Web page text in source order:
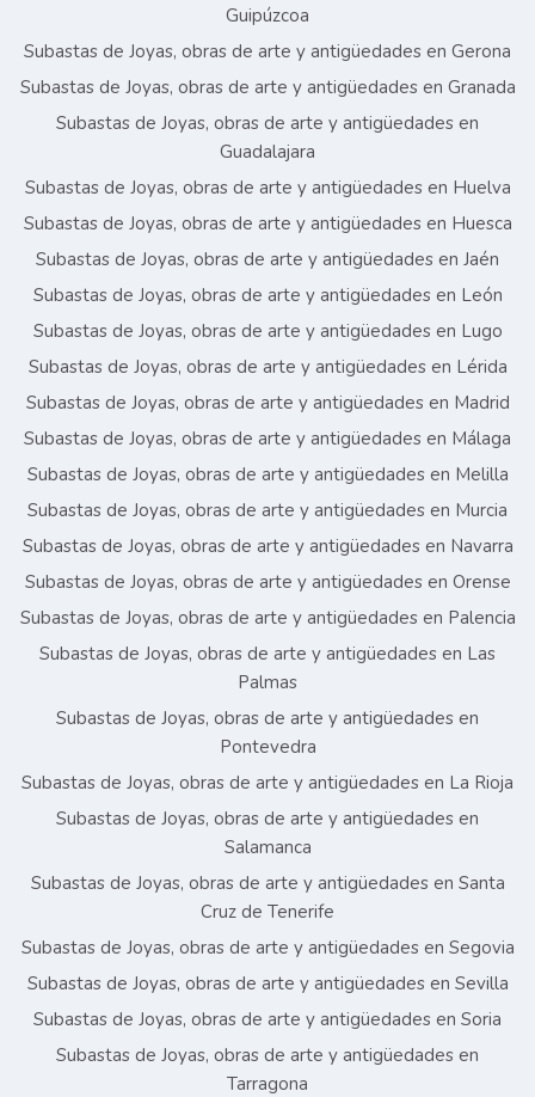
Guipúzcoa
Subastas de Joyas, obras de arte y antigüedades en Gerona
Subastas de Joyas, obras de arte y antigüedades en Granada
Subastas de Joyas, obras de arte y antigüedades en
Guadalajara
Subastas de Joyas, obras de arte y antigüedades en Huelva
Subastas de Joyas, obras de arte y antigüedades en Huesca
Subastas de Joyas, obras de arte y antigüedades en Jaén
Subastas de Joyas, obras de arte y antigüedades en León
Subastas de Joyas, obras de arte y antigüedades en Lugo
Subastas de Joyas, obras de arte y antigüedades en Lérida
Subastas de Joyas, obras de arte y antigüedades en Madrid
Subastas de Joyas, obras de arte y antigüedades en Málaga
Subastas de Joyas, obras de arte y antigüedades en Melilla
Subastas de Joyas, obras de arte y antigüedades en Murcia
Subastas de Joyas, obras de arte y antigüedades en Navarra
Subastas de Joyas, obras de arte y antigüedades en Orense
Subastas de Joyas, obras de arte y antigüedades en Palencia
Subastas de Joyas, obras de arte y antigüedades en Las
Palmas
Subastas de Joyas, obras de arte y antigüedades en
Pontevedra
Subastas de Joyas, obras de arte y antigüedades en La Rioja
Subastas de Joyas, obras de arte y antigüedades en
Salamanca
Subastas de Joyas, obras de arte y antigüedades en Santa
Cruz de Tenerife
Subastas de Joyas, obras de arte y antigüedades en Segovia
Subastas de Joyas, obras de arte y antigüedades en Sevilla
Subastas de Joyas, obras de arte y antigüedades en Soria
Subastas de Joyas, obras de arte y antigüedades en
Tarragona